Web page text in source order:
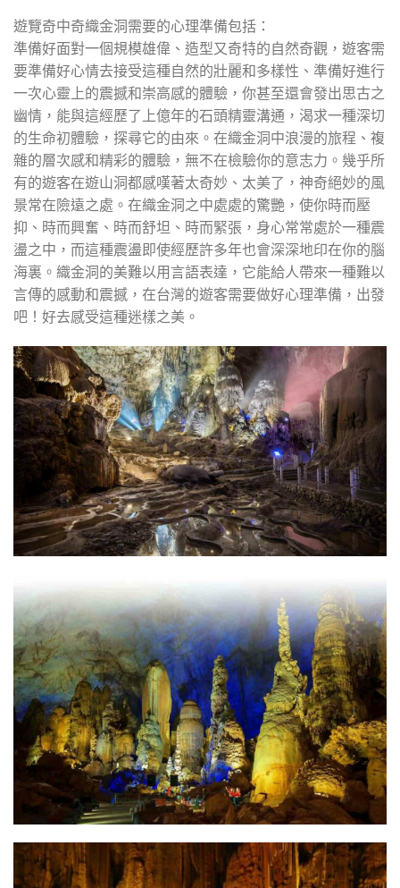
遊覽奇中奇織金洞需要的心理準備包括：
準備好面對一個規模雄偉、造型又奇特的自然奇觀，遊客需
要準備好心情去接受這種自然的壯麗和多樣性、準備好進行
一次心靈上的震撼和崇高感的體驗，你甚至還會發出思古之
幽情，能與這經歷了上億年的石頭精靈溝通，渴求一種深切
的生命初體驗，探尋它的由來。在織金洞中浪漫的旅程、複
雜的層次感和精彩的體驗，無不在檢驗你的意志力。幾乎所
有的遊客在遊山洞都感嘆著太奇妙、太美了，神奇絕妙的風
景常在險遠之處。在織金洞之中處處的驚艷，使你時而壓
抑、時而興奮、時而舒坦、時而緊張，身心常常處於一種震
盪之中，而這種震盪即使經歷許多年也會深深地印在你的腦
海裏。織金洞的美難以用言語表達，它能給人帶來一種難以
言傳的感動和震撼，在台灣的遊客需要做好心理準備，出發
吧！好去感受這種迷樣之美。